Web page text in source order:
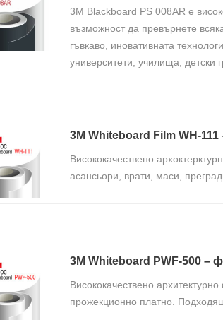
3M Blackboard PS 008AR е
възможност да превърнете
гъвкаво, иновативната
университети, училища, детски
3M Whiteboard Film WH-
Висококачествено
асансьори, врати, маси,
3M Whiteboard PWF-500 –
Висококачествено
прожекционно платно.